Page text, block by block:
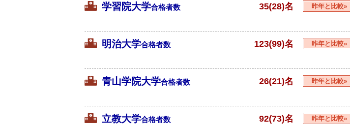
学習院大学合格者数 35(28)名 昨年と比較»
明治大学合格者数 123(99)名 昨年と比較»
青山学院大学合格者数 26(21)名 昨年と比較»
立教大学合格者数 92(73)名 昨年と比較»